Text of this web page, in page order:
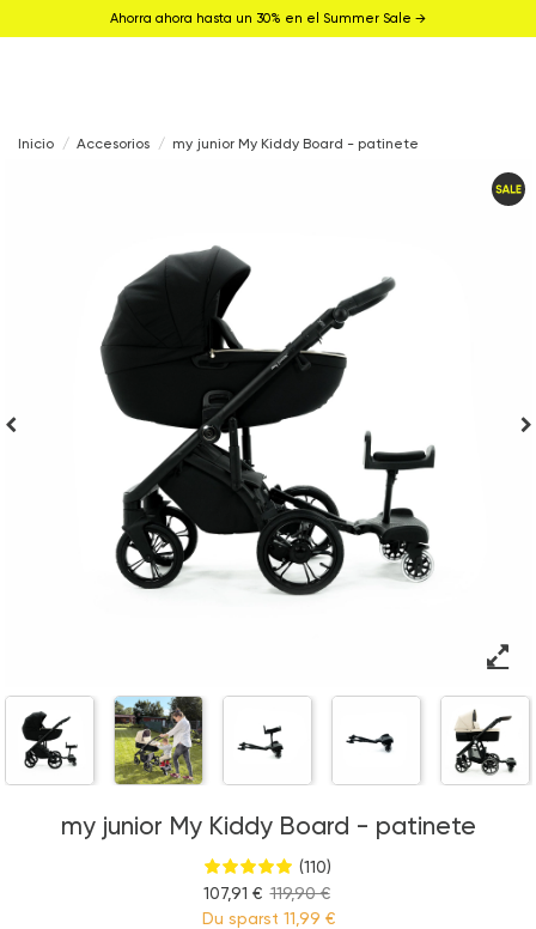
Ahorra ahora hasta un 30% en el Summer Sale →
Inicio Accesorios my junior My Kiddy Board - patinete
my junior My Kiddy Board - patinete
(110)
107,91 € 119,90 €
Du sparst 11,99 €